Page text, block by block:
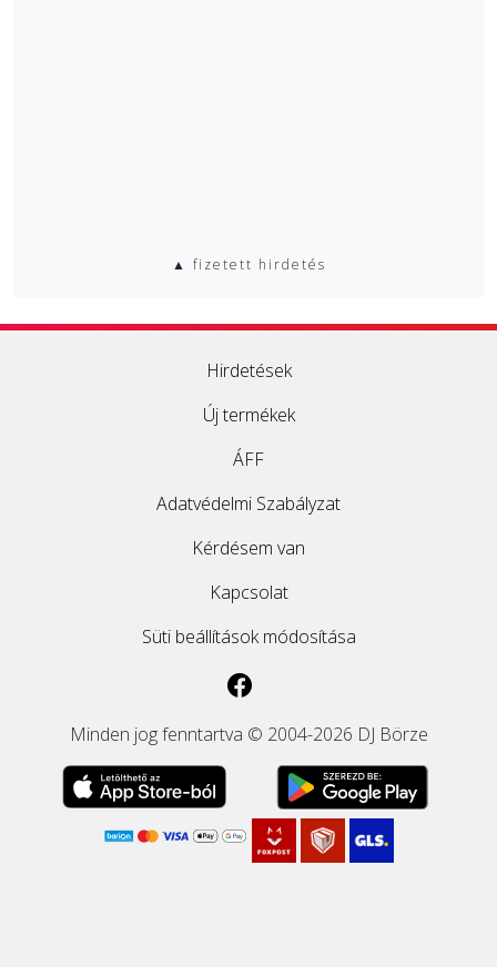
▲ fizetett hirdetés
Hirdetések
Új termékek
ÁFF
Adatvédelmi Szabályzat
Kérdésem van
Kapcsolat
Süti beállítások módosítása
Minden jog fenntartva © 2004-2026 DJ Börze